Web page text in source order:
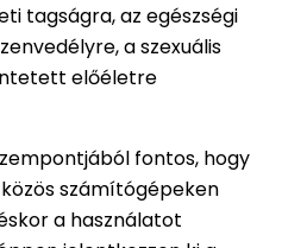
tagságra, az egészségi
a szexuális
előéletre
fontos, hogy
számítógépeken
a használatot